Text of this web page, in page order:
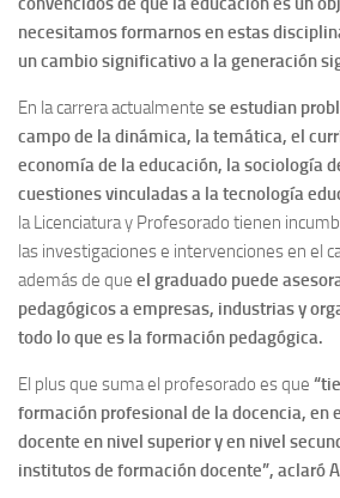
necesitamos formarnos en estas
un cambio significativo a la generación
En la carrera actualmente se estudian
campo de la dinámica, la temática, el
economía de la educación, la sociología
cuestiones vinculadas a la tecnología
la Licenciatura y Profesorado tienen
las investigaciones e intervenciones en el
además de que el graduado puede
pedagógicos a empresas, industrias y
todo lo que es la formación pedagógica.
El plus que suma el profesorado es que
formación profesional de la docencia, en
docente en nivel superior y en nivel
institutos de formación docente”, aclaró